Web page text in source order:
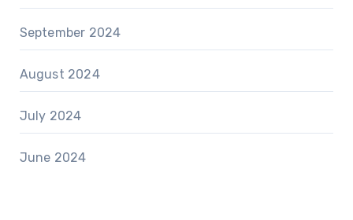
September 2024
August 2024
July 2024
June 2024